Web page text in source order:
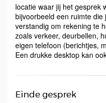
locatie waar jij het gesprek
bijvoorbeeld een ruimte
verstandig om rekening te
zoals verkeer, deurbellen,
eigen telefoon (berichtjes,
Een drukke desktop kan
Einde gesprek